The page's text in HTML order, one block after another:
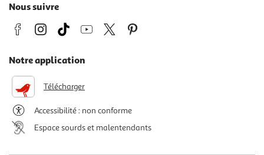
Nous suivre
Notre application
Télécharger
Accessibilité : non conforme
Espace sourds et malentendants